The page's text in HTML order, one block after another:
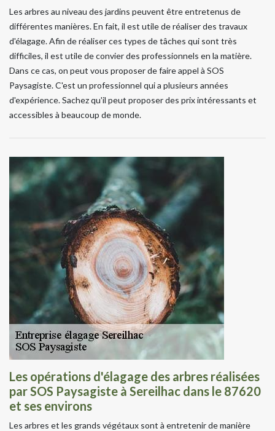
Les arbres au niveau des jardins peuvent être entretenus de
différentes manières. En fait, il est utile de réaliser des travaux
d'élagage. Afin de réaliser ces types de tâches qui sont très
difficiles, il est utile de convier des professionnels en la matière.
Dans ce cas, on peut vous proposer de faire appel à SOS
Paysagiste. C'est un professionnel qui a plusieurs années
d'expérience. Sachez qu'il peut proposer des prix intéressants et
accessibles à beaucoup de monde.
Les opérations d'élagage des arbres réalisées
par SOS Paysagiste à Sereilhac dans le 87620
et ses environs
Les arbres et les grands végétaux sont à entretenir de manière